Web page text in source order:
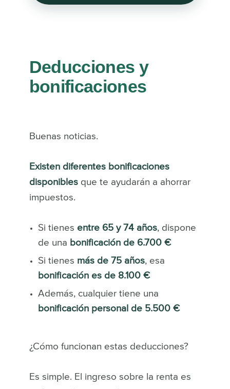
Deducciones y
bonificaciones
Buenas noticias.
Existen diferentes bonificaciones
disponiblesque te ayudarán a ahorrar
impuestos.
Si tienes entre 65 y 74 años, dispone
de una bonificación de 6.700 €
Si tienes más de 75 años, esa
bonificación es de 8.100 €
Además, cualquier tiene una
bonificación personal de 5.500 €
¿Cómo funcionan estas deducciones?
Es simple. El ingreso sobre la renta es